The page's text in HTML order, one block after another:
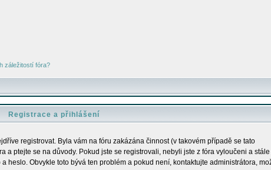
záležitostí fóra?
Registrace a přihlášení
registrovat. Byla vám na fóru zakázána činnost (v takovém případě se tato
a ptejte se na důvody. Pokud jste se registrovali, nebyli jste z fóra vyloučeni a stále
heslo. Obvykle toto bývá ten problém a pokud není, kontaktujte administrátora,